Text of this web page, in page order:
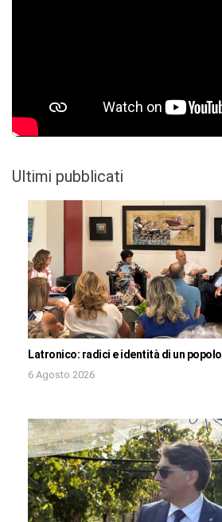
Ultimi pubblicati
Latronico: radici e identità di un popolo
6 Agosto 2026